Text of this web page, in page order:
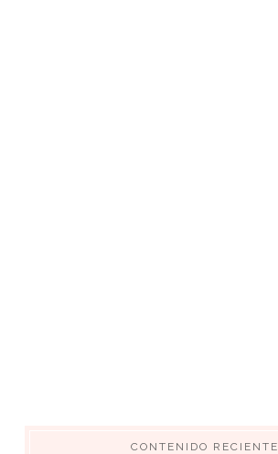
CONTENIDO RECIENTE